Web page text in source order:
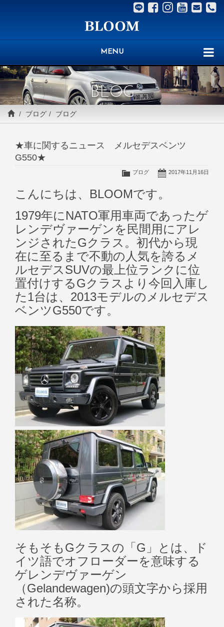
MENU
BLOG
ブログ ブログ
★車に関するニュース メルセデスベンツ
G550★
2017年11月16日
ブログ
こんにちは、BLOOMです。
1979年にNATO軍用車両であったゲ
レンデヴァーゲンを民間用にアレ
ンジされたGクラス。初代から現
在に至るまで不動の人気を誇るメ
ルセデスSUVの最上位ランクに位
置付けするGクラスより今回入庫し
た1台は、2013モデルのメルセデス
ベンツG550です。
そもそもGクラスの「G」とは、ド
イツ語でオフローダーを意味する
ゲレンデヴァーゲン
（Gelandewagen)の頭文字から採用
された名称。